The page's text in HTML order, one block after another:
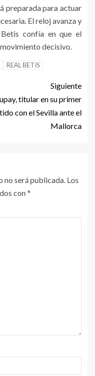
preparada para actuar
El reloj avanza y
confía en que el
decisivo.
REAL BETIS
Siguiente
titular en su primer
con el Sevilla ante el
Mallorca
no será publicada. Los
con*